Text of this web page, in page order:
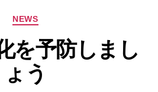
テ
ゴ
ー
NEWS
を予防しまし
ょう